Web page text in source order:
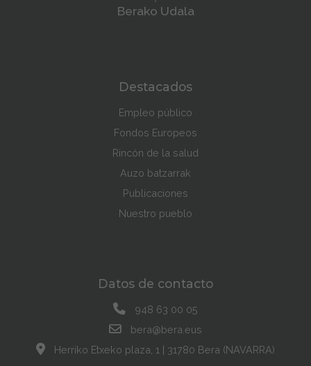
Berako Udala
Destacados
Empleo público
Fondos Europeos
Rincón de la salud
Auzo batzarrak
Publicaciones
Nuestro pueblo
Datos de contacto
948 63 00 05
bera@bera.eus
Herriko Etxeko plaza, 1 | 31780 Bera (NAVARRA)